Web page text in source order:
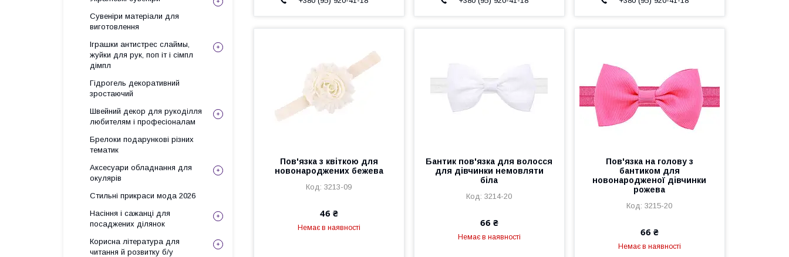
Пов'язка з квіткою для
новонароджених бежева
3213-09
46 ₴
Немає в наявності
Бантик пов'язка для волосся
для дівчинки немовляти
біла
3214-20
66 ₴
Немає в наявності
Пов'язка на голову з
бантиком для
новонародженої дівчинки
рожева
3215-20
66 ₴
Немає в наявності
Сувеніри матеріали для
виготовлення
Іграшки антистрес слаймы,
жуйки для рук, поп іт і сімпл
дімпл
Гідрогель декоративний
зростаючий
Швейний декор для рукоділля
любителям і професіоналам
Брелоки подарункові різних
тематик
Аксесуари обладнання для
окулярів
Стильні прикраси мода 2026
Насіння і сажанці для
посаджених ділянок
Корисна література для
читання й розвитку б/у